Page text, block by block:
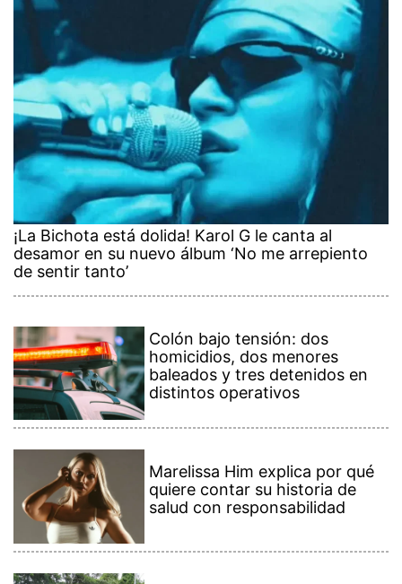
¡La Bichota está dolida! Karol G le canta al
desamor en su nuevo álbum ‘No me arrepiento
de sentir tanto’
Colón bajo tensión: dos
homicidios, dos menores
baleados y tres detenidos en
distintos operativos
Marelissa Him explica por qué
quiere contar su historia de
salud con responsabilidad